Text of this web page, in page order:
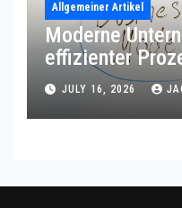
Allgemeiner Artikel
Moderne
effizienter
JULY 16, 2026